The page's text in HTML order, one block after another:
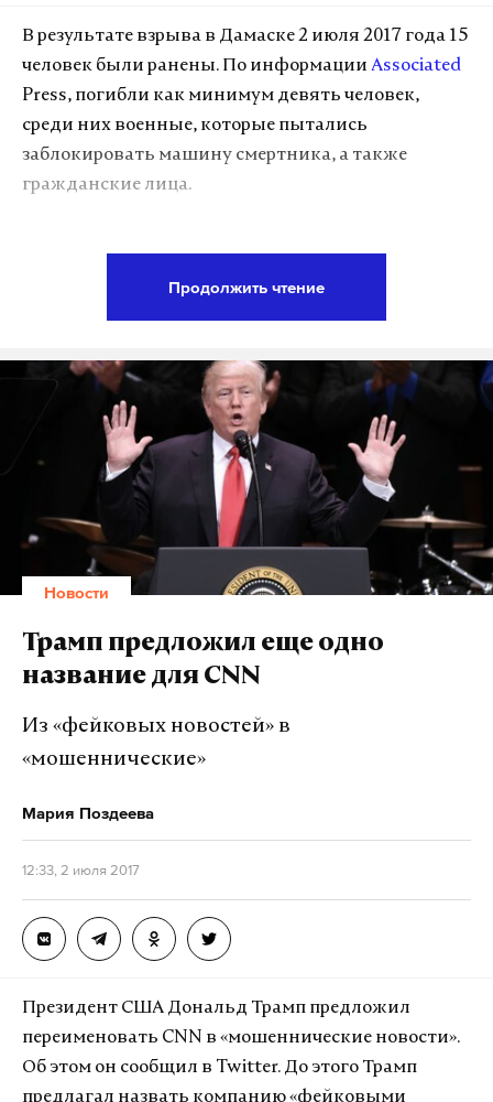
В результате взрыва в Дамаске 2 июля 2017 года 15
человек были ранены. По информации Associated
Press, погибли как минимум девять человек,
среди них военные, которые пытались
заблокировать машину смертника, а также
гражданские лица.
машины полицейских.
Подпишитесь на Daily Storm в MAX. Он
работает там, где тормозит интернет.
А еще мы есть в
Telegram Дзен VK
Макс Telegram
صور من مكان التفجير الارهابي على طريق المطار بدمشق
рассказали, что сотрудники не позволили еще
Силовики «сумели предотвратить проникновение
часы пик, где они планировали подорвать
собой большее число жертв», передал ТАСС со
ссылкой на телеканал Al Ekhbariya
Неделю назад теракт произошел на рынке в
Продолжить чтение
Новости
Трамп предложил еще одно
название для CNN
Из «фейковых новостей» в
«мошеннические»
Мария Поздеева
12:33, 2 июля 2017
Президент США Дональд Трамп предложил
переименовать CNN в «мошеннические новости».
Об этом он сообщил в Twitter. До этого Трамп
предлагал назвать компанию «фейковыми